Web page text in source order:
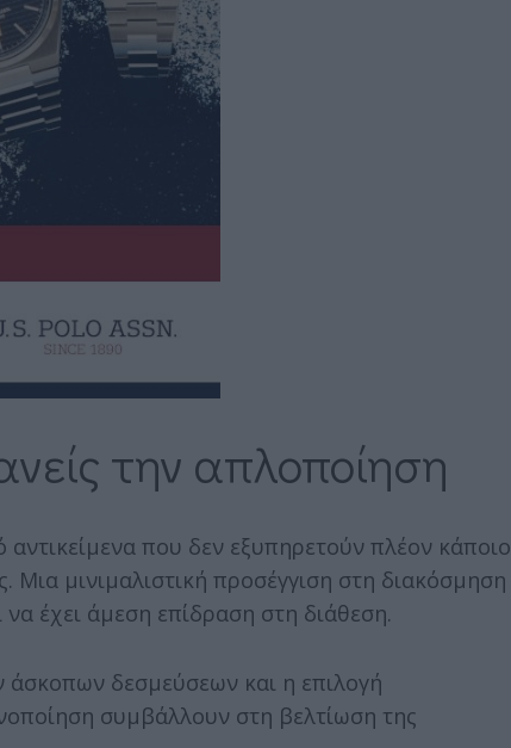
την απλοποίηση
που δεν εξυπηρετούν πλέον κάποιο
Μια μινιμαλιστική προσέγγιση στη διακόσμηση
έχει άμεση επίδραση στη διάθεση.
άσκοπων δεσμεύσεων και η επιλογή
συμβάλλουν στη βελτίωση της